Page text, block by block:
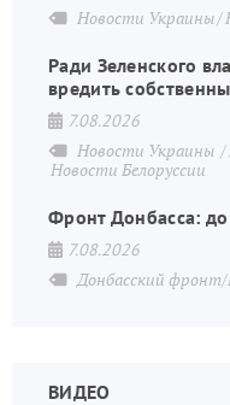
Новости Украины
Ради Зеленского
вредить
7.08.2026
Новости Украины
Новости Белоруссии
Фронт Донбасса:
7.08.2026
Донбасский
ВИДЕО